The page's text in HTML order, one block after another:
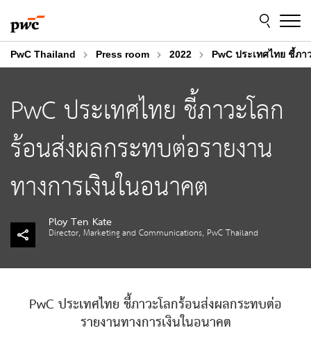
to
content
to
footer
PwC Thailand Press room 2022 PwC ประเทศไทย ชี้ภ
PwC ประเทศไทย ชี้ภาวะโลก
ร้อนส่งผลกระทบต่อรายงาน
ทางการเงินในอนาคต
Ploy Ten Kate
Director, Marketing and Communications, PwC Thailand
PwC ประเทศไทย ชี้ภาวะโลกร้อนส่งผลกระทบต่อ
รายงานทางการเงินในอนาคต